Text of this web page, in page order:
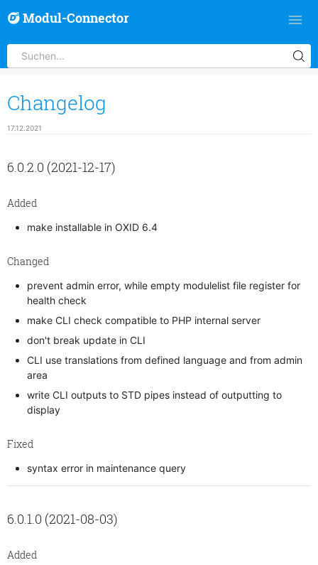
Modul-Connector
Changelog
17.12.2021
6.0.2.0 (2021-12-17)
Added
make installable in OXID 6.4
Changed
prevent admin error, while empty modulelist file register for
health check
make CLI check compatible to PHP internal server
don't break update in CLI
CLI use translations from defined language and from admin
area
write CLI outputs to STD pipes instead of outputting to
display
Fixed
syntax error in maintenance query
6.0.1.0 (2021-08-03)
Added